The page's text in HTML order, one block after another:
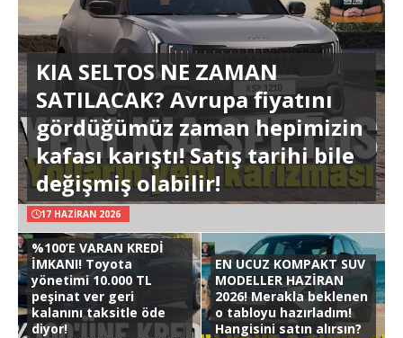
KIA SELTOS NE ZAMAN
SATILACAK? Avrupa fiyatını
gördüğümüz zaman hepimizin
kafası karıştı! Satış tarihi bile
değişmiş olabilir!
17 HAZIRAN 2026
%100’E VARAN KREDİ
İMKANI! Toyota
yönetimi 10.000 TL
peşinat ver geri
kalanını taksitle öde
diyor!
EN UCUZ KOMPAKT SUV
MODELLER HAZİRAN
2026! Merakla beklenen
o tabloyu hazırladım!
Hangisini satın alırsın?